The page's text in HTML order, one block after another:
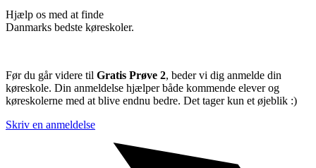
Hjælp os med at finde
Danmarks bedste køreskoler.
Før du går videre til Gratis Prøve 2, beder vi dig anmelde din
køreskole. Din anmeldelse hjælper både kommende elever og
køreskolerne med at blive endnu bedre. Det tager kun et øjeblik :)
Skriv en anmeldelse